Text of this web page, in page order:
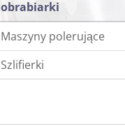
obrabiarki
Maszyny polerujące
Szlifierki